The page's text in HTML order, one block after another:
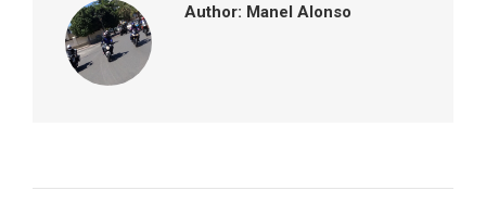
Author: Manel Alonso